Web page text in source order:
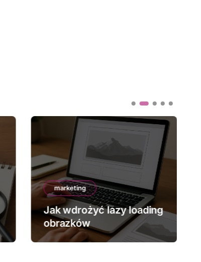
marketing
Jak wdrożyć lazy loading
obrazków